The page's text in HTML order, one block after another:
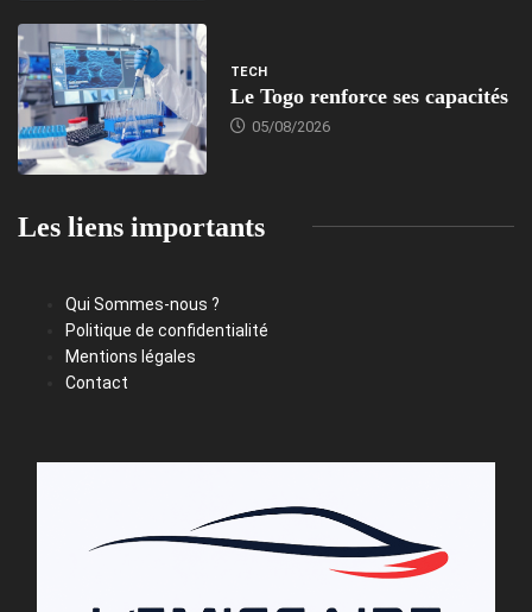
TECH
Le Togo renforce ses capacités
05/08/2026
Les liens importants
Qui Sommes-nous ?
Politique de confidentialité
Mentions légales
Contact